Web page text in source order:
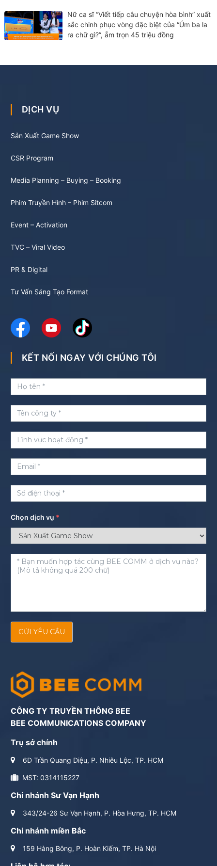
Nữ ca sĩ “Viết tiếp câu chuyện hòa bình” xuất
sắc chinh phục vòng đặc biệt của “Úm ba la
ra chữ gì?”, ẵm trọn 45 triệu đồng
DỊCH VỤ
Sản Xuất Game Show
CSR Program
Media Planning – Buying – Booking
Phim Truyền Hình – Phim Sitcom
Event – Activation
TVC – Viral Video
PR & Digital
Tư Vấn Sáng Tạo Format
KẾT NỐI NGAY VỚI CHÚNG TÔI
Chọn dịch vụ *
GỬI YÊU CẦU
CÔNG TY TRUYỀN THÔNG BEE
BEE COMMUNICATIONS COMPANY
Trụ sở chính
6D Trần Quang Diệu, P. Nhiêu Lộc, TP. HCM
MST: 0314115227
Chi nhánh Sư Vạn Hạnh
343/24-26 Sư Vạn Hạnh, P. Hòa Hưng, TP. HCM
Chi nhánh miền Bắc
159 Hàng Bông, P. Hoàn Kiếm, TP. Hà Nội